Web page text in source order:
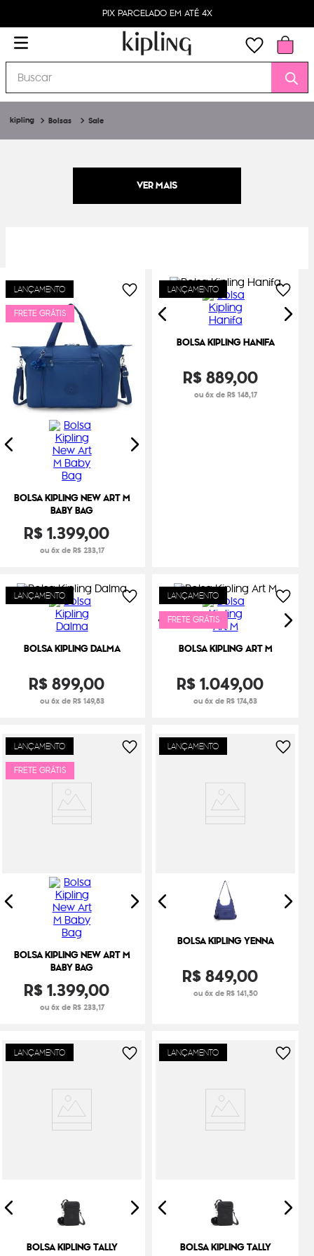
PIX PARCELADO EM ATÉ 4X
Buscar
Bolsas Sale
LANÇAMENTO
FRETE GRÁTIS
BOLSA KIPLING NEW ART M
BABY BAG
R$1.399,00
ou 6x de R$ 233,17
LANÇAMENTO
BOLSA KIPLING HANIFA
R$889,00
ou 6x de R$ 148,17
LANÇAMENTO
BOLSA KIPLING DALMA
R$899,00
ou 6x de R$ 149,83
LANÇAMENTO
FRETE GRÁTIS
BOLSA KIPLING ART M
R$1.049,00
ou 6x de R$ 174,83
LANÇAMENTO
FRETE GRÁTIS
BOLSA KIPLING NEW ART M
BABY BAG
R$1.399,00
ou 6x de R$ 233,17
LANÇAMENTO
BOLSA KIPLING YENNA
R$849,00
ou 6x de R$ 141,50
LANÇAMENTO
BOLSA KIPLING TALLY
LANÇAMENTO
BOLSA KIPLING TALLY